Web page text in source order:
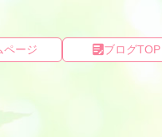
ページ ブログTOP